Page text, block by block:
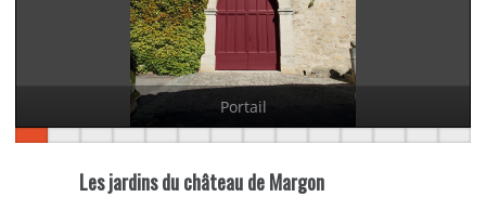
Portail
Les jardins du château de Margon